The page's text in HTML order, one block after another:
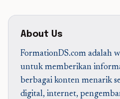
About Us
FormationDS.com adalah
untuk memberikan
berbagai konten menarik
digital, internet,